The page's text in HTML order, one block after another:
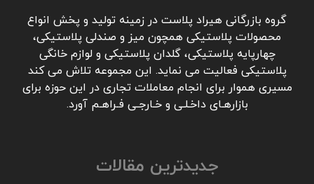
گروه بازرگانی هیراد پلاست در زمینه تولید و پخش انواع
محصولات پلاستیکی همچون میز و صندلی پلاستیکی،
چهارپایه پلاستیکی، گلدان پلاستیکی و لوازم خانگی
پلاستیکی فعالیت می نماید. این مجموعه تلاش می کند
مسیری هموار برای انجام معاملات تجاری در این حوزه برای
بازارهـای داخـلـی و خـارجـی فـراهـم آورد.
جدیدترین مقالات